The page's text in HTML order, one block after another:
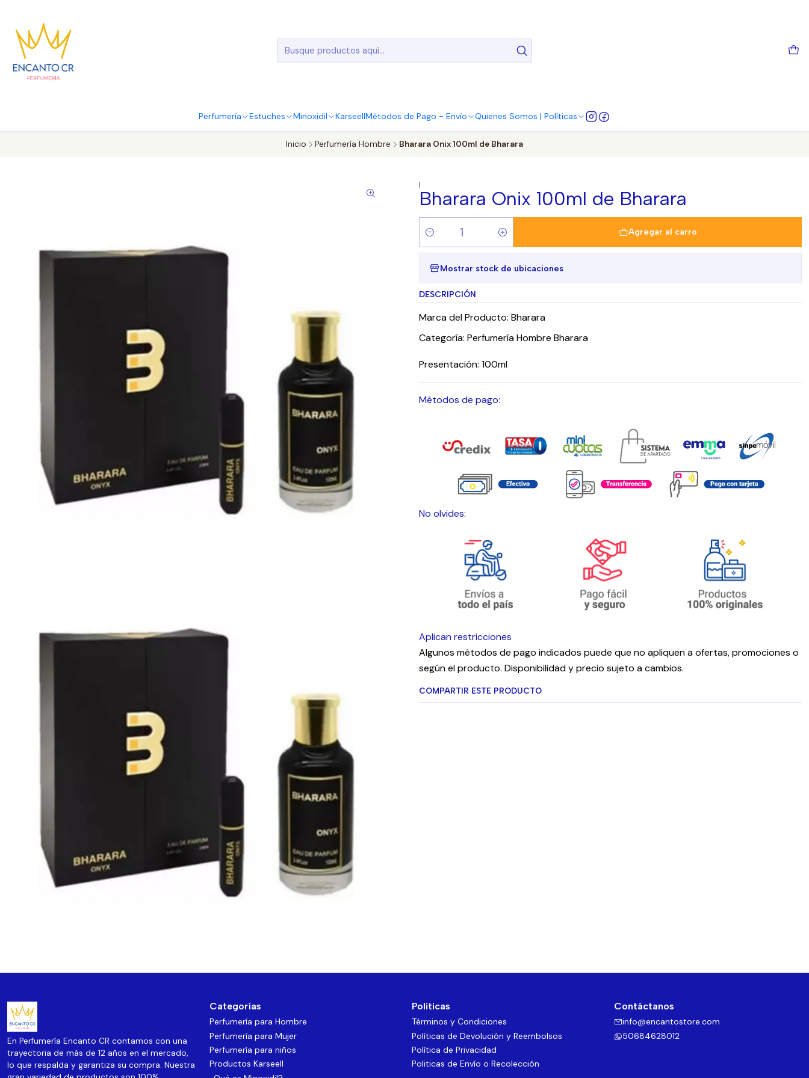
Perfumería Estuches Minoxidil KarseellMétodos de Pago - Envío Quienes Somos | Políticas
Inicio Perfumería Hombre Bharara Onix 100ml de Bharara
|
Bharara Onix 100ml de Bharara
Cantidad
Agregar al carro
Mostrar stock de ubicaciones
DESCRIPCIÓN
Marca del Producto: Bharara
Categoría: Perfumería Hombre Bharara
Presentación: 100ml
Métodos de pago:
No olvides:
Aplican restricciones
Algunos métodos de pago indicados puede que no apliquen a ofertas, promociones o
según el producto. Disponibilidad y precio sujeto a cambios.
COMPARTIR ESTE PRODUCTO
En Perfumería Encanto CR contamos con una
trayectoria de más de 12 años en el mercado,
lo que respalda y garantiza su compra. Nuestra
Categorías
Perfumería para Hombre
Perfumería para Mujer
Perfumería para niños
Productos Karseell
Politicas
Términos y Condiciones
Políticas de Devolución y Reembolsos
Política de Privacidad
Politicas de Envío o Recolección
Contáctanos
info@encantostore.com
50684628012